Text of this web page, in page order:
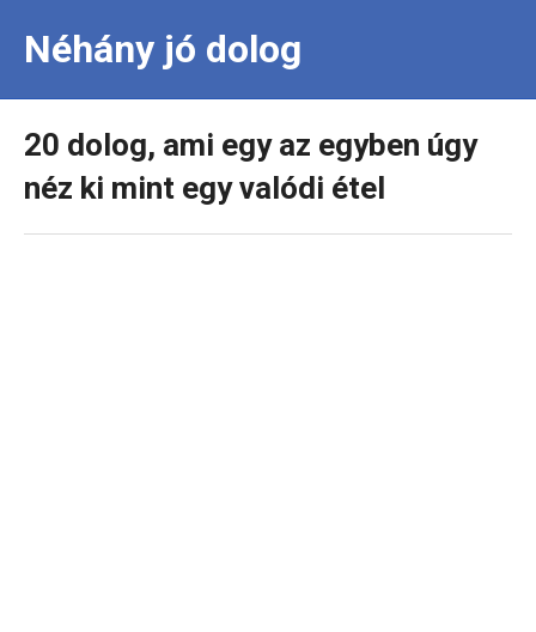
Néhány jó dolog
20 dolog, ami egy az egyben úgy
néz ki mint egy valódi étel